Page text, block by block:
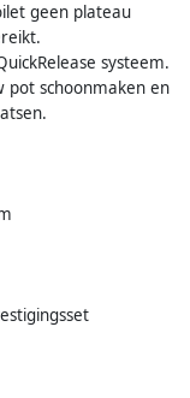
geen plateau
systeem.
pot schoonmaken en